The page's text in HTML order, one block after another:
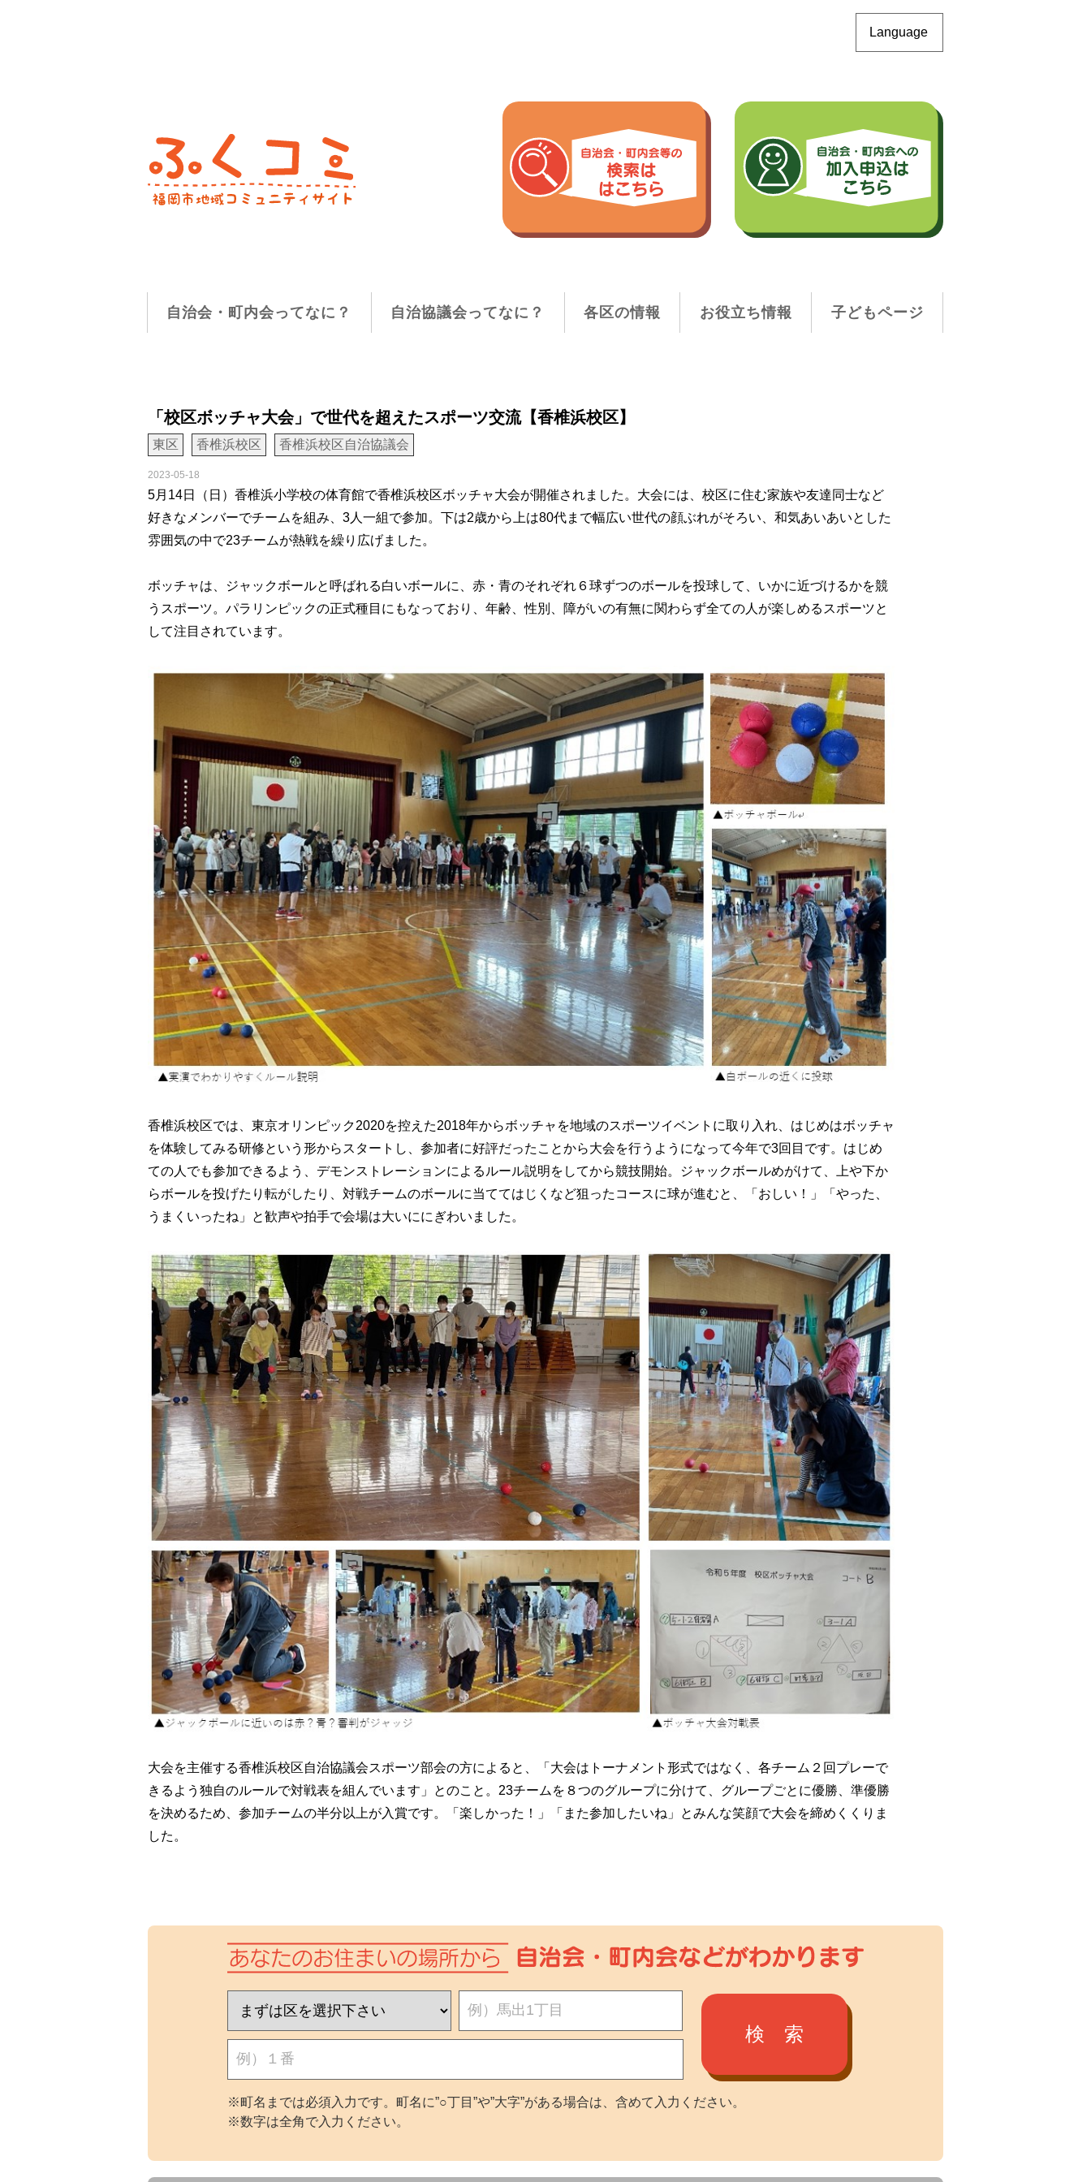
Language
自治会・町内会ってなに？ 自治協議会ってなに？ 各区の情報 お役立ち情報 子どもページ
「校区ボッチャ大会」で世代を超えたスポーツ交流【香椎浜校区】
東区 香椎浜校区 香椎浜校区自治協議会
2023-05-18
5月14日（日）香椎浜小学校の体育館で香椎浜校区ボッチャ大会が開催されました。大会には、校区に住む家族や友達同士など
好きなメンバーでチームを組み、3人一組で参加。下は2歳から上は80代まで幅広い世代の顔ぶれがそろい、和気あいあいとした
雰囲気の中で23チームが熱戦を繰り広げました。
ボッチャは、ジャックボールと呼ばれる白いボールに、赤・青のそれぞれ６球ずつのボールを投球して、いかに近づけるかを競
うスポーツ。パラリンピックの正式種目にもなっており、年齢、性別、障がいの有無に関わらず全ての人が楽しめるスポーツと
して注目されています。
香椎浜校区では、東京オリンピック2020を控えた2018年からボッチャを地域のスポーツイベントに取り入れ、はじめはボッチャ
を体験してみる研修という形からスタートし、参加者に好評だったことから大会を行うようになって今年で3回目です。はじめ
ての人でも参加できるよう、デモンストレーションによるルール説明をしてから競技開始。ジャックボールめがけて、上や下か
らボールを投げたり転がしたり、対戦チームのボールに当ててはじくなど狙ったコースに球が進むと、「おしい！」「やった、
うまくいったね」と歓声や拍手で会場は大いににぎわいました。
大会を主催する香椎浜校区自治協議会スポーツ部会の方によると、「大会はトーナメント形式ではなく、各チーム２回プレーで
きるよう独自のルールで対戦表を組んでいます」とのこと。23チームを８つのグループに分けて、グループごとに優勝、準優勝
を決めるため、参加チームの半分以上が入賞です。「楽しかった！」「また参加したいね」とみんな笑顔で大会を締めくくりま
した。
検 索
※町名までは必須入力です。町名に”○丁目”や”大字”がある場合は、含めて入力ください。
※数字は全角で入力ください。